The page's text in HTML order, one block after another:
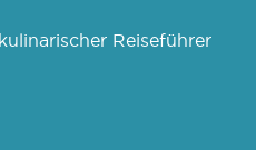
Reiseführer